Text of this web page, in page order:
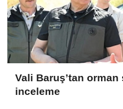
Vali Baruş’tan orman
inceleme